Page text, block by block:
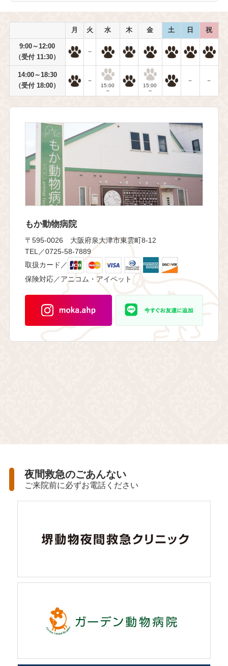
月 火 水 木 金 土 日 祝
9:00～12:00
（受付 11:30）
－
14:00～18:30
（受付 18:00）
－
15:00
～
15:00
～
－ －
もか動物病院
〒595-0026 大阪府泉大津市東雲町8-12
TEL／0725-58-7889
取扱カード／
保険対応／アニコム・アイペット
夜間救急のごあんない
ご来院前に必ずお電話ください